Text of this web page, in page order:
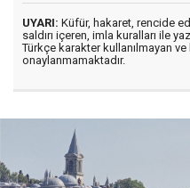
UYARI: Küfür, hakaret, rencide
saldırı içeren, imla kuralları ile
Türkçe karakter kullanılmayan
onaylanmamaktadır.